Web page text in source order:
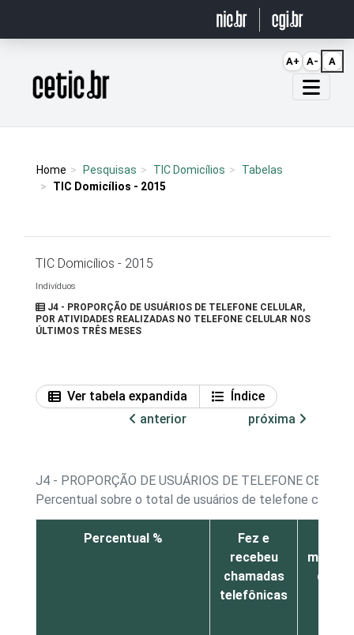
Página inicial
Home Pesquisas TIC Domicílios
Tabelas
TIC Domicílios - 2015
TIC Domicílios - 2015
Indivíduos
J4 - PROPORÇÃO DE USUÁRIOS DE TELEFONE CELULAR,
POR ATIVIDADES REALIZADAS NO TELEFONE CELULAR NOS
ÚLTIMOS TRÊS MESES
Ver tabela expandida
Índice
anterior
próxima
J4 - PROPORÇÃO DE USUÁRIOS DE TELEFONE
Percentual sobre o total de usuários de telefone celular
Percentual %
Fez e
recebeu
chamadas
telefônicas
de
A+ A- A